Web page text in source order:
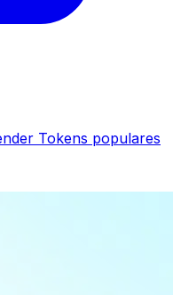
Tokens populares